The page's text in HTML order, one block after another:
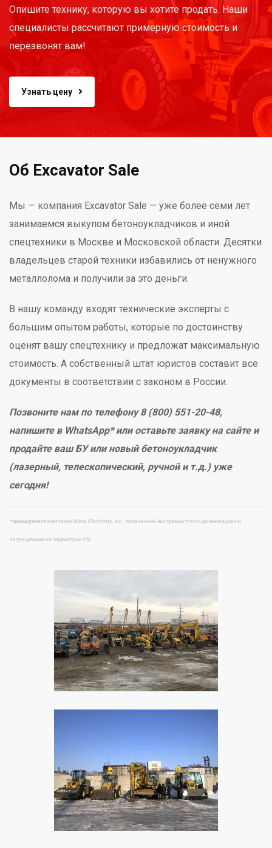
Опишите технику, которую вы хотите продать. Наши
специалисты рассчитают примерную стоимость и
перезвонят вам!
Узнать цену
Об Excavator Sale
Мы — компания Excavator Sale — уже более семи лет
занимаемся выкупом бетоноукладчиков и иной
спецтехники в Москве и Московской области. Десятки
владельцев старой техники избавились от ненужного
металлолома и получили за это деньги.
В нашу команду входят технические эксперты с
большим опытом работы, которые по достоинству
оценят вашу спецтехнику и предложат максимальную
стоимость. А собственный штат юристов составит все
документы в соответствии с законом в России.
Позвоните нам по телефону 8 (800) 551-20-48,
напишите в WhatsApp* или оставьте заявку на сайте и
продайте ваш БУ или новый бетоноукладчик
(лазерный, телескопический, ручной и т.д.) уже
сегодня!
*принадлежит компании Meta Platforms, Inc., признанной экстремистской организацией и
запрещённой на территории РФ